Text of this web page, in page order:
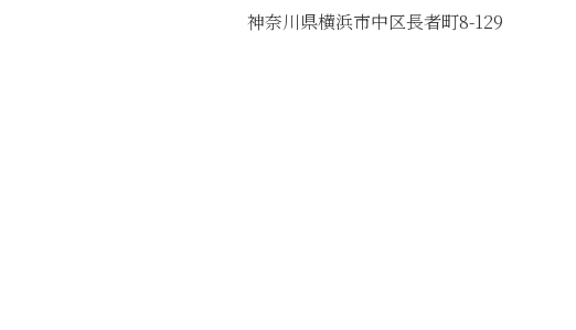
神奈川県横浜市中区長者町8-129